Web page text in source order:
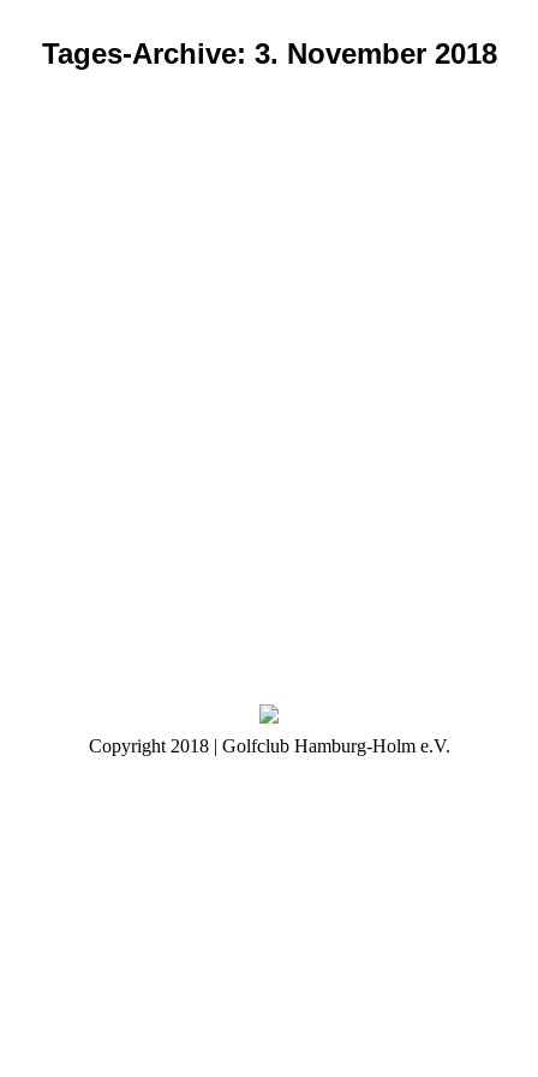
Tages-Archive: 3. November 2018
Copyright 2018 | Golfclub Hamburg-Holm e.V.